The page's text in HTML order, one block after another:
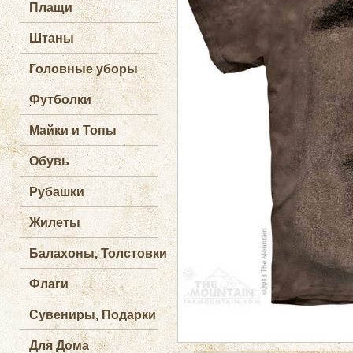
Плащи
Штаны
Головные уборы
Футболки
Майки и Топы
Обувь
Рубашки
Жилеты
Балахоны, Толстовки
Флаги
Сувениры, Подарки
Для Дома